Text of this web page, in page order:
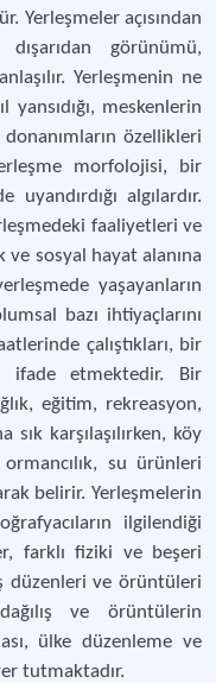
Yerleşmeler açısından
görünümü,
Yerleşmenin ne
yansıdığı, meskenlerin
özellikleri
morfolojisi, bir
algılardır.
faaliyetleri ve
sosyal hayat alanına
yaşayanların
bazı ihtiyaçlarını
çalıştıkları, bir
ifade etmektedir. Bir
eğitim, rekreasyon,
karşılaşılırken, köy
su ürünleri
belirir. Yerleşmelerin
ilgilendiği
farklı fiziki ve beşeri
düzenleri ve örüntüleri
ve örüntülerin
ülke düzenleme ve
tutmaktadır.